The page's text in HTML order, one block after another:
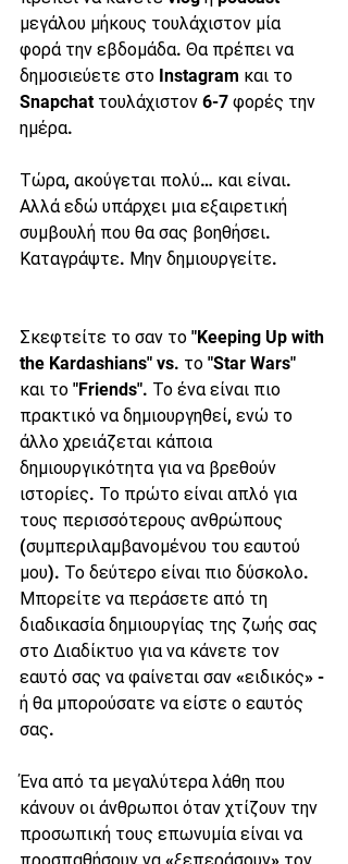
μεγάλου μήκους τουλάχιστον μία
φορά την εβδομάδα. Θα πρέπει να
δημοσιεύετε στο Instagram και το
Snapchat τουλάχιστον 6-7 φορές την
ημέρα.
Τώρα, ακούγεται πολύ… και είναι.
Αλλά εδώ υπάρχει μια εξαιρετική
συμβουλή που θα σας βοηθήσει.
Καταγράψτε. Μην δημιουργείτε.
Σκεφτείτε το σαν το "Keeping Up with
the Kardashians" vs. το "Star Wars"
και το "Friends". Το ένα είναι πιο
πρακτικό να δημιουργηθεί, ενώ το
άλλο χρειάζεται κάποια
δημιουργικότητα για να βρεθούν
ιστορίες. Το πρώτο είναι απλό για
τους περισσότερους ανθρώπους
(συμπεριλαμβανομένου του εαυτού
μου). Το δεύτερο είναι πιο δύσκολο.
Μπορείτε να περάσετε από τη
διαδικασία δημιουργίας της ζωής σας
στο Διαδίκτυο για να κάνετε τον
εαυτό σας να φαίνεται σαν «ειδικός» -
ή θα μπορούσατε να είστε ο εαυτός
σας.
Ένα από τα μεγαλύτερα λάθη που
κάνουν οι άνθρωποι όταν χτίζουν την
προσωπική τους επωνυμία είναι να